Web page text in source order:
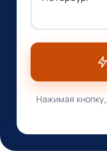
Нажимая